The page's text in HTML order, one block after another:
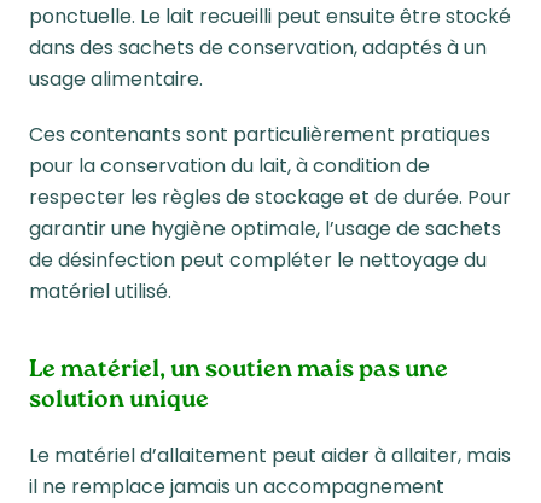
ponctuelle. Le lait recueilli peut ensuite être stocké
dans des sachets de conservation, adaptés à un
usage alimentaire.
Ces contenants sont particulièrement pratiques
pour la conservation du lait, à condition de
respecter les règles de stockage et de durée. Pour
garantir une hygiène optimale, l’usage de sachets
de désinfection peut compléter le nettoyage du
matériel utilisé.
Le matériel, un soutien mais pas une
solution unique
Le matériel d’allaitement peut aider à allaiter, mais
il ne remplace jamais un accompagnement